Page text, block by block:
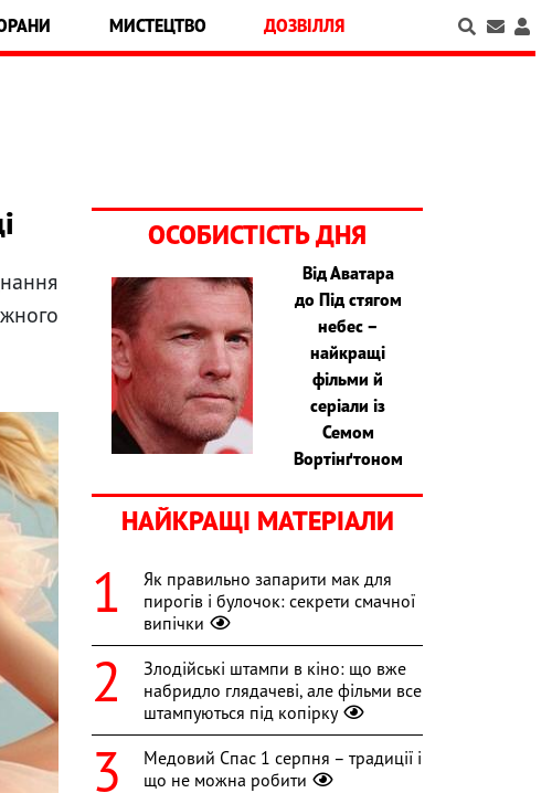
МИСТЕЦТВО ДОЗВІЛЛЯ
ОСОБИСТІСТЬ ДНЯ
Від Аватара
до Під стягом
небес –
найкращі
фільми й
серіали із
Семом
Вортінґтоном
НАЙКРАЩІ МАТЕРІАЛИ
Як правильно запарити мак для
пирогів і булочок: секрети смачної
випічки
Злодійські штампи в кіно: що вже
набридло глядачеві, але фільми все
штампуються під копірку
Медовий Спас 1 серпня – традиції і
що не можна робити